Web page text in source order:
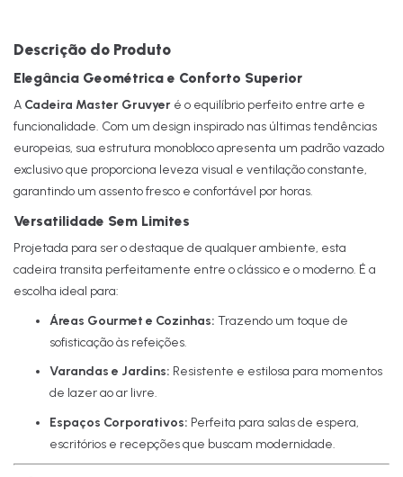
Descrição do Produto
Elegância Geométrica e Conforto Superior
A Cadeira Master Gruvyer é o equilíbrio perfeito entre arte e
funcionalidade. Com um design inspirado nas últimas tendências
europeias, sua estrutura monobloco apresenta um padrão vazado
exclusivo que proporciona leveza visual e ventilação constante,
garantindo um assento fresco e confortável por horas.
Versatilidade Sem Limites
Projetada para ser o destaque de qualquer ambiente, esta
cadeira transita perfeitamente entre o clássico e o moderno. É a
escolha ideal para:
Áreas Gourmet e Cozinhas: Trazendo um toque de
sofisticação às refeições.
Varandas e Jardins: Resistente e estilosa para momentos
de lazer ao ar livre.
Espaços Corporativos: Perfeita para salas de espera,
escritórios e recepções que buscam modernidade.